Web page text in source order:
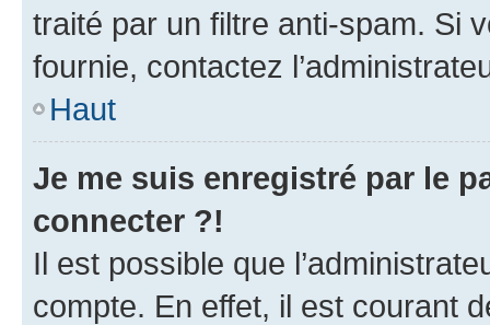
traité par un filtre anti-spam. Si
fournie, contactez
Haut
Je me suis enregistré par le
connecter ?!
Il est possible que
compte. En effet, il est courant